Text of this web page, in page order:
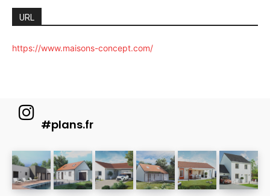
URL
https://www.maisons-concept.com/
#plans.fr